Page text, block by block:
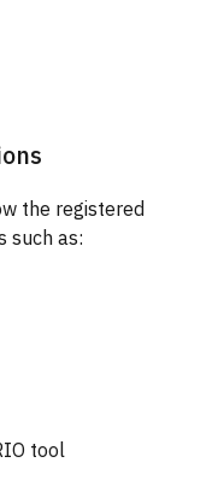
the registered
such as:
tool